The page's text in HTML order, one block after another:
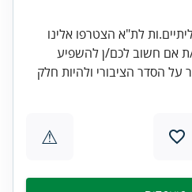
לת"א הצטרפו אלינו
אם חשוב לכם/ן להשפיע
הסדר הציבורי ולהיות חלק
⚠